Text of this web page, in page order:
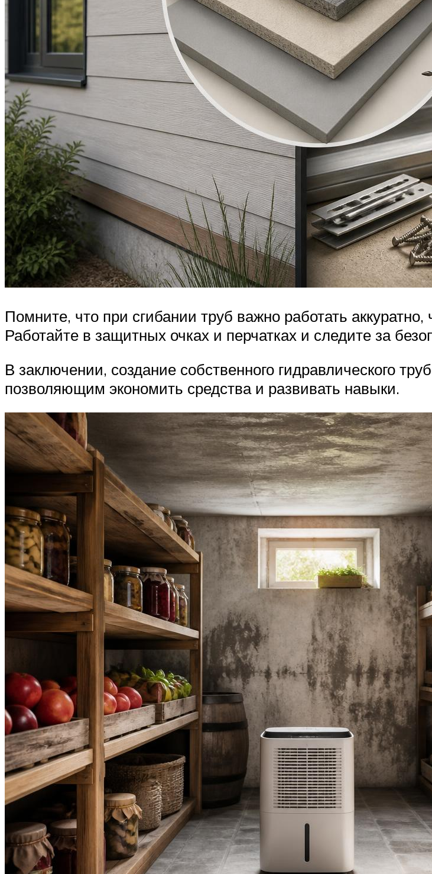
Помните, что при сгибании труб важно работать
Работайте в защитных очках и перчатках и следите за
В заключении, создание собственного гидравлического
позволяющим экономить средства и развивать навыки.